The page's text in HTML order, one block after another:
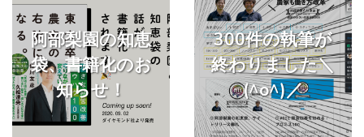
阿部梨園の知恵
袋、書籍化のお
知らせ！
300件の執筆が
終わりました＼
(^o^)／